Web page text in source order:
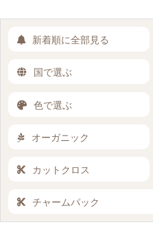
新着順に全部見る
国で選ぶ
色で選ぶ
オーガニック
カットクロス
チャームパック